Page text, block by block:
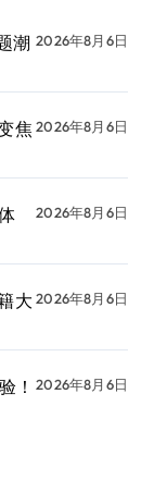
潮 2026年8月6日
焦 2026年8月6日
2026年8月6日
大 2026年8月6日
！ 2026年8月6日